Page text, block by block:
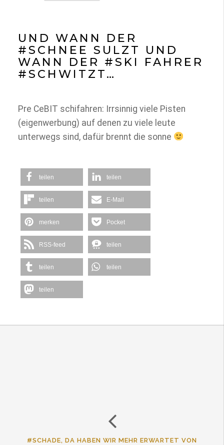
UND WANN DER
#SCHNEE SULZT UND
WANN DER #SKI FAHRER
#SCHWITZT…
Pre CeBIT schifahren: Irrsinnig viele Pisten
(eigenwerbung) auf denen zu viele leute
unterwegs sind, dafür brennt die sonne
teilen teilen
teilen E-Mail
merken Pocket
RSS-feed teilen
teilen teilen
teilen
#SCHADE, DA HABEN WIR MEHR ERWARTET VON